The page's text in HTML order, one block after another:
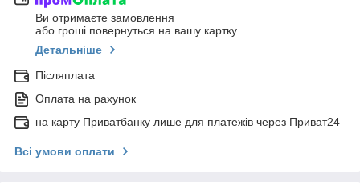
Ви отримаєте замовлення
або гроші повернуться на вашу картку
Детальніше
Післяплата
Оплата на рахунок
на карту Приватбанку лише для платежів через Приват24
Всі умови оплати